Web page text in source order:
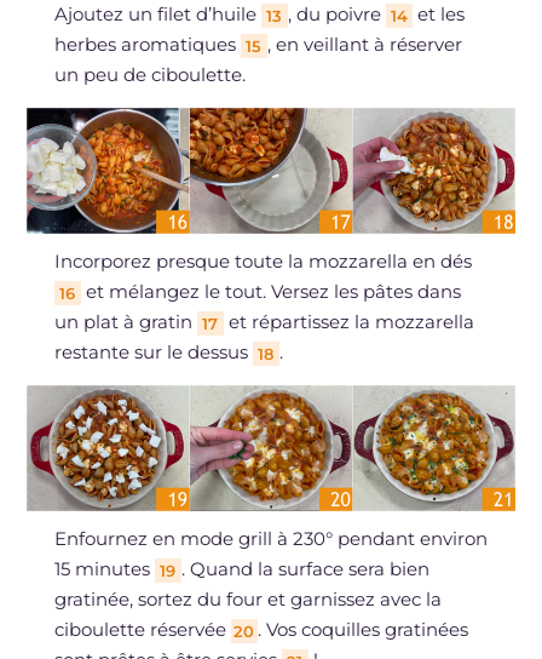
Ajoutez un filet d’huile 13 , du poivre 14 et les
herbes aromatiques 15 , en veillant à réserver
un peu de ciboulette.
Incorporez presque toute la mozzarella en dés
16 et mélangez le tout. Versez les pâtes dans
un plat à gratin 17 et répartissez la mozzarella
restante sur le dessus 18 .
Enfournez en mode grill à 230° pendant environ
15 minutes 19 . Quand la surface sera bien
gratinée, sortez du four et garnissez avec la
ciboulette réservée 20 . Vos coquilles gratinées